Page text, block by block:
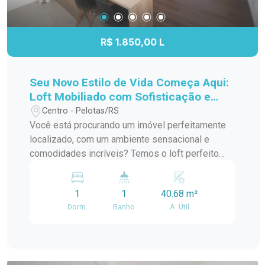
R$ 1.850,00 L
Seu Novo Estilo de Vida Começa Aqui:
Loft Mobiliado com Sofisticação e
Conforto!
Centro - Pelotas/RS
Você está procurando um imóvel perfeitamente
localizado, com um ambiente sensacional e
comodidades incríveis? Temos o loft perfeito
disponível para locação, com características que
certamente irão encantar você. Localização
privilegiada: Situado próximo a Av. Dom Joaquim,
1
Dorm.
1
Banho
40.68 m²
A. Útil